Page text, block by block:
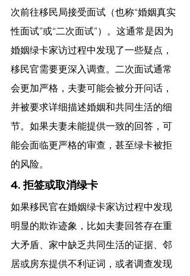
次前往移民局接受面试（也称“婚姻真实
性面试”或“二次面试”）。这通常是因为
婚姻绿卡家访过程中发现了一些疑点，
移民官需要更深入调查。二次面试通常
会更加严格，夫妻可能会被分开问话，
并被要求详细描述婚姻和共同生活的细
节。如果夫妻未能提供一致的回答，可
能会面临更严格的审查，甚至绿卡被拒
的风险。
4. 拒签或取消绿卡
如果移民官在婚姻绿卡家访过程中发现
明显的欺诈迹象，比如夫妻回答存在重
大矛盾、家中缺乏共同生活的证据、邻
居或房东提供不利证词，或者调查发现